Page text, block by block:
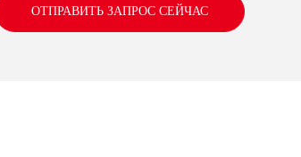
ОТПРАВИТЬ ЗАПРОС СЕЙЧАС